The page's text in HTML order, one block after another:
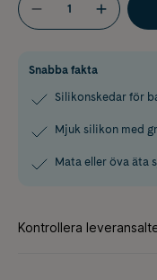
Snabba fakta
Silikonskedar för
Mjuk silikon med
Mata eller öva äta